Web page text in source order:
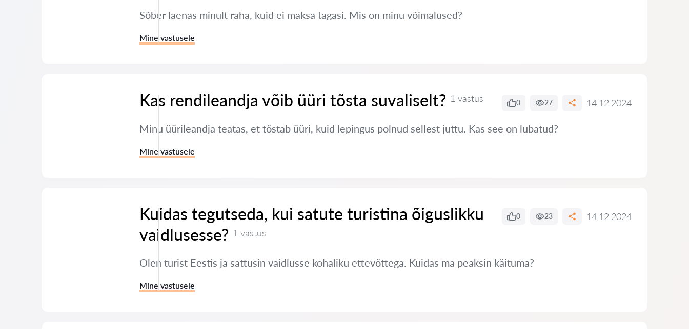
Sõber laenas minult raha, kuid ei maksa tagasi. Mis on minu võimalused?
Mine vastusele
Kas rendileandja võib üüri tõsta suvaliselt? 1 vastus 0 27 14.12.2024
Minu üürileandja teatas, et tõstab üüri, kuid lepingus polnud sellest juttu. Kas see on lubatud?
Mine vastusele
Kuidas tegutseda, kui satute turistina õiguslikku
vaidlusesse? 1 vastus
0 23 14.12.2024
Olen turist Eestis ja sattusin vaidlusse kohaliku ettevõttega. Kuidas ma peaksin käituma?
Mine vastusele